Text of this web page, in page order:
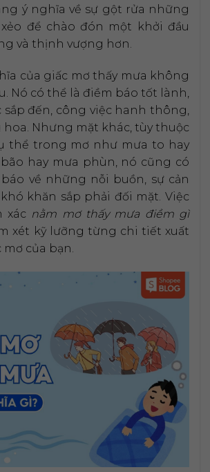
ý nghĩa về sự gột rửa những
để chào đón một khởi đầu
và thịnh vượng hơn.
của giấc mơ thấy mưa không
Nó có thể là điềm báo tốt lành,
sắp đến, công việc hanh thông,
Nhưng mặt khác, tùy thuộc
thể trong mơ như mưa to hay
hay mưa phùn, nó cũng có
về những nỗi buồn, sự cản
khăn sắp phải đối mặt. Việc
xác nằm mơ thấy mưa điềm gì
xét kỹ lưỡng từng chi tiết xuất
của bạn.